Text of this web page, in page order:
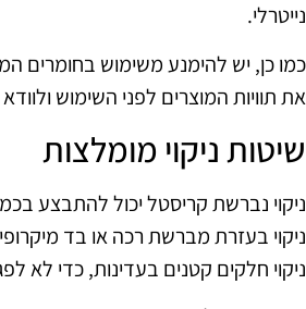
נייטרלי.
כמו כן, יש להימנע משימוש בחומרים
את תוויות המוצרים לפני השימוש
שיטות ניקוי מומלצות
ניקוי נברשת קריסטל יכול להתבצע
ניקוי בעזרת מברשת רכה או בד
ניקוי חלקים קטנים בעדינות, כדי לא